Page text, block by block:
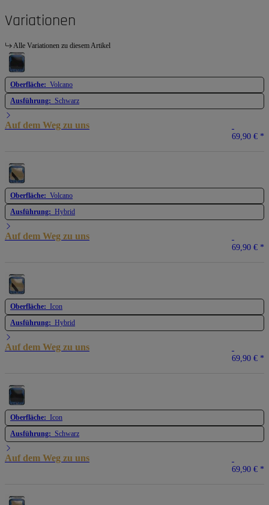
Variationen
Alle Variationen zu diesem Artikel
Oberfläche: Volcano
Ausführung: Schwarz
Auf dem Weg zu uns
69,90 € *
Oberfläche: Volcano
Ausführung: Hybrid
Auf dem Weg zu uns
69,90 € *
Oberfläche: Icon
Ausführung: Hybrid
Auf dem Weg zu uns
69,90 € *
Oberfläche: Icon
Ausführung: Schwarz
Auf dem Weg zu uns
69,90 € *